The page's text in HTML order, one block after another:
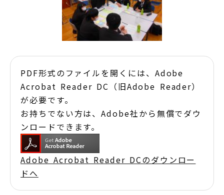
PDF形式のファイルを開くには、Adobe
Acrobat Reader DC（旧Adobe Reader）
が必要です。
お持ちでない方は、Adobe社から無償でダウ
ンロードできます。
Adobe Acrobat Reader DCのダウンロー
ドへ